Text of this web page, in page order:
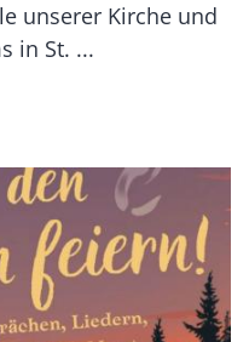
unserer Kirche und
in St. ...